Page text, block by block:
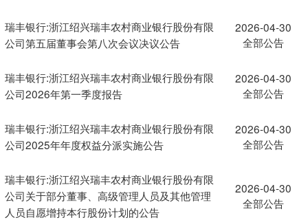
瑞丰银行:浙江绍兴瑞丰农村商业银行股份有限
公司第五届董事会第八次会议决议公告
2026-04-30
全部公告
瑞丰银行:浙江绍兴瑞丰农村商业银行股份有限
公司2026年第一季度报告
2026-04-30
全部公告
瑞丰银行:浙江绍兴瑞丰农村商业银行股份有限
公司2025年年度权益分派实施公告
2026-04-30
全部公告
瑞丰银行:浙江绍兴瑞丰农村商业银行股份有限
公司关于部分董事、高级管理人员及其他管理
人员自愿增持本行股份计划的公告
2026-04-30
全部公告